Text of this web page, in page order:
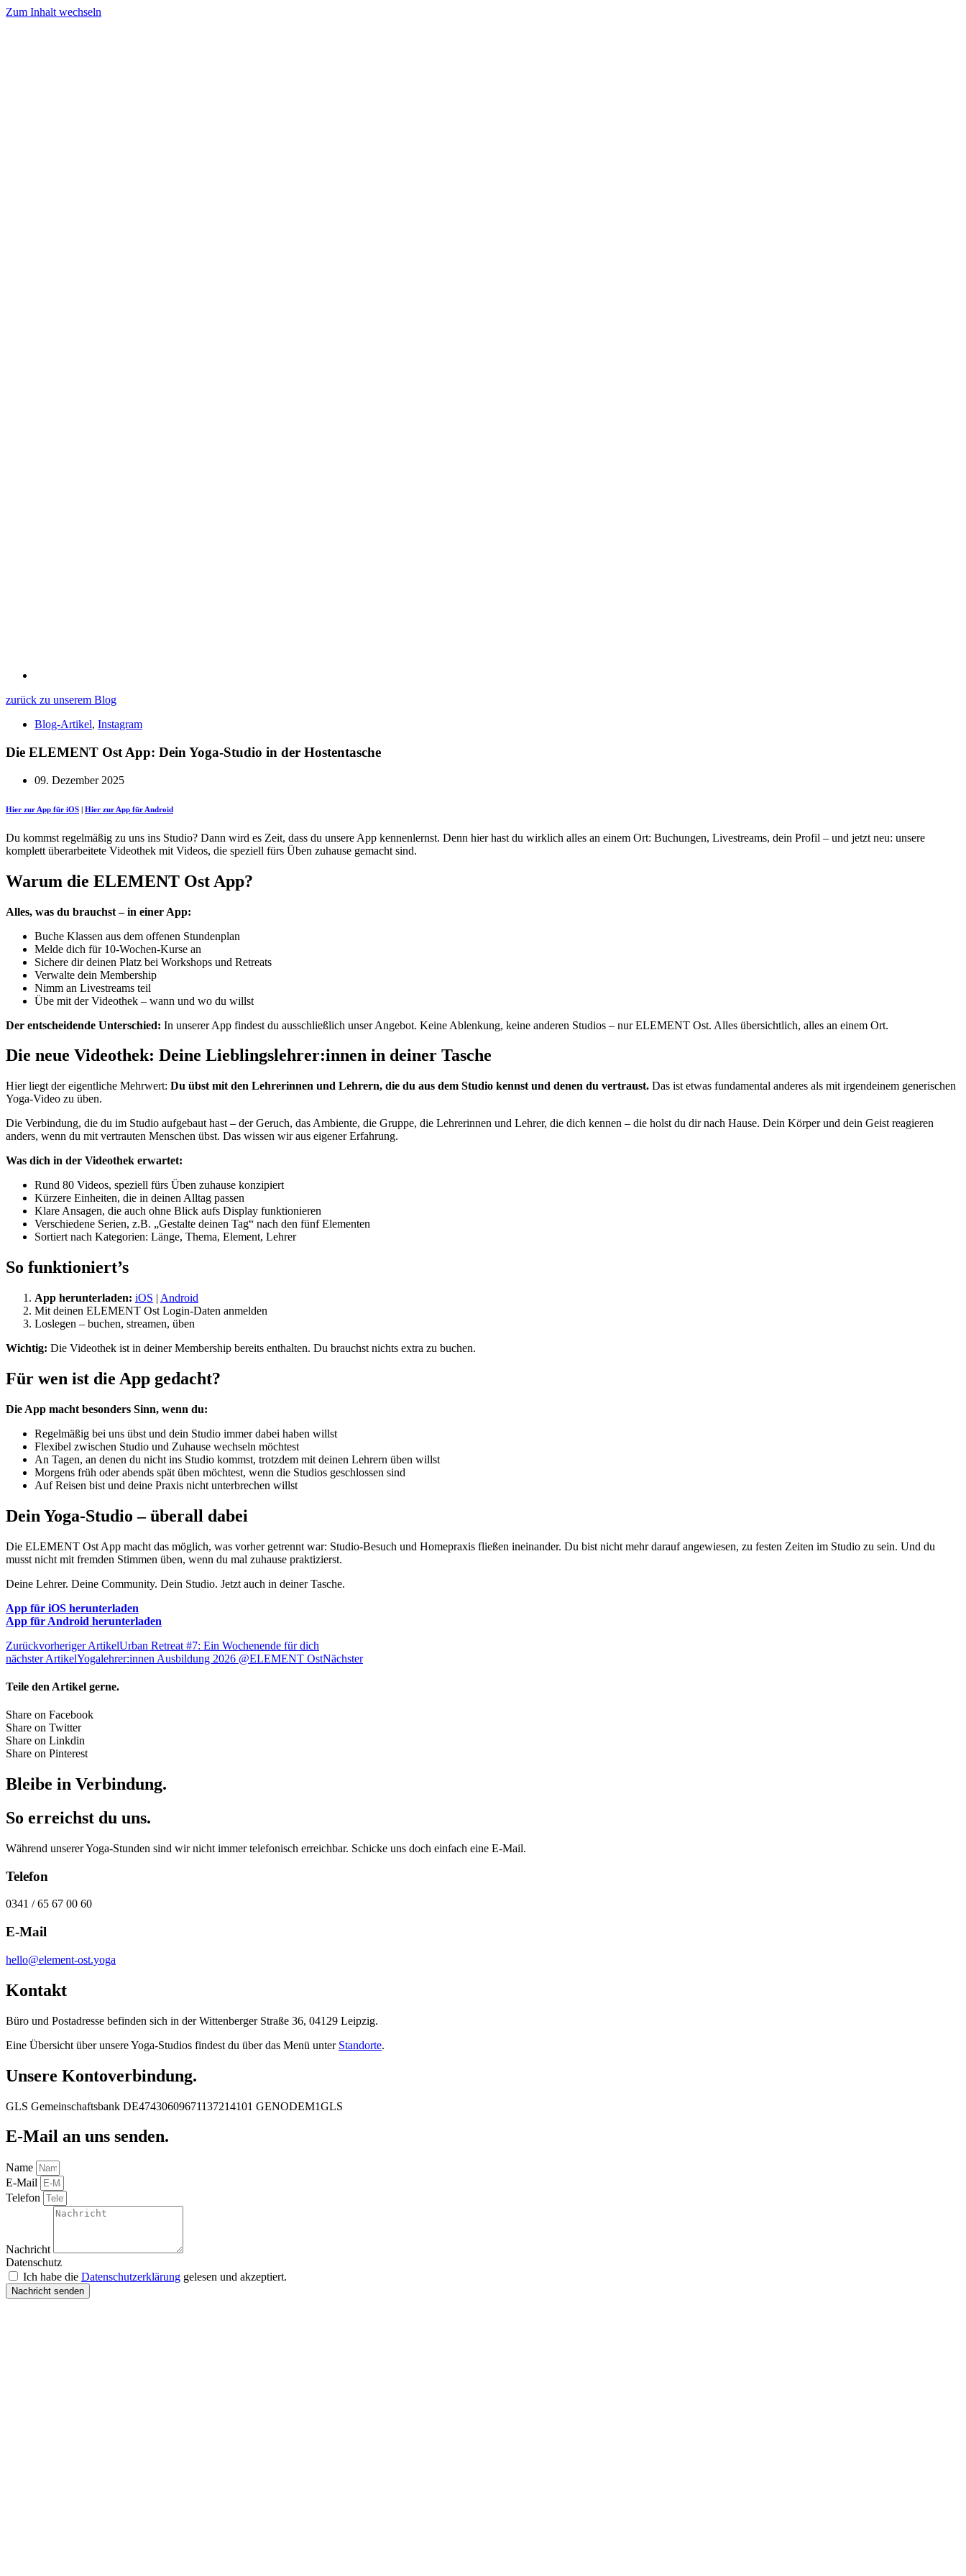
Zum Inhalt wechseln
zurück zu unserem Blog
Blog-Artikel, Instagram
Die ELEMENT Ost App: Dein Yoga-Studio in der Hostentasche
09. Dezember 2025
Hier zur App für iOS | Hier zur App für Android
Du kommst regelmäßig zu uns ins Studio? Dann wird es Zeit, dass du unsere App kennenlernst. Denn hier hast du wirklich alles an einem Ort: Buchungen, Livestreams, dein Profil – und jetzt neu: unsere
komplett überarbeitete Videothek mit Videos, die speziell fürs Üben zuhause gemacht sind.
Warum die ELEMENT Ost App?
Alles, was du brauchst – in einer App:
Buche Klassen aus dem offenen Stundenplan
Melde dich für 10-Wochen-Kurse an
Sichere dir deinen Platz bei Workshops und Retreats
Verwalte dein Membership
Nimm an Livestreams teil
Übe mit der Videothek – wann und wo du willst
Der entscheidende Unterschied: In unserer App findest du ausschließlich unser Angebot. Keine Ablenkung, keine anderen Studios – nur ELEMENT Ost. Alles übersichtlich, alles an einem Ort.
Die neue Videothek: Deine Lieblingslehrer:innen in deiner Tasche
Hier liegt der eigentliche Mehrwert: Du übst mit den Lehrerinnen und Lehrern, die du aus dem Studio kennst und denen du vertraust. Das ist etwas fundamental anderes als mit irgendeinem generischen
Yoga-Video zu üben.
Die Verbindung, die du im Studio aufgebaut hast – der Geruch, das Ambiente, die Gruppe, die Lehrerinnen und Lehrer, die dich kennen – die holst du dir nach Hause. Dein Körper und dein Geist reagieren
anders, wenn du mit vertrauten Menschen übst. Das wissen wir aus eigener Erfahrung.
Was dich in der Videothek erwartet:
Rund 80 Videos, speziell fürs Üben zuhause konzipiert
Kürzere Einheiten, die in deinen Alltag passen
Klare Ansagen, die auch ohne Blick aufs Display funktionieren
Verschiedene Serien, z.B. „Gestalte deinen Tag“ nach den fünf Elementen
Sortiert nach Kategorien: Länge, Thema, Element, Lehrer
So funktioniert’s
App herunterladen: iOS | Android
Mit deinen ELEMENT Ost Login-Daten anmelden
Loslegen – buchen, streamen, üben
Wichtig: Die Videothek ist in deiner Membership bereits enthalten. Du brauchst nichts extra zu buchen.
Für wen ist die App gedacht?
Die App macht besonders Sinn, wenn du:
Regelmäßig bei uns übst und dein Studio immer dabei haben willst
Flexibel zwischen Studio und Zuhause wechseln möchtest
An Tagen, an denen du nicht ins Studio kommst, trotzdem mit deinen Lehrern üben willst
Morgens früh oder abends spät üben möchtest, wenn die Studios geschlossen sind
Auf Reisen bist und deine Praxis nicht unterbrechen willst
Dein Yoga-Studio – überall dabei
Die ELEMENT Ost App macht das möglich, was vorher getrennt war: Studio-Besuch und Homepraxis fließen ineinander. Du bist nicht mehr darauf angewiesen, zu festen Zeiten im Studio zu sein. Und du
musst nicht mit fremden Stimmen üben, wenn du mal zuhause praktizierst.
Deine Lehrer. Deine Community. Dein Studio. Jetzt auch in deiner Tasche.
App für iOS herunterladen
App für Android herunterladen
Zurückvorheriger ArtikelUrban Retreat #7: Ein Wochenende für dich
nächster ArtikelYogalehrer:innen Ausbildung 2026 @ELEMENT OstNächster
Teile den Artikel gerne.
Share on Facebook
Share on Twitter
Share on Linkdin
Share on Pinterest
Bleibe in Verbindung.
So erreichst du uns.
Während unserer Yoga-Stunden sind wir nicht immer telefonisch erreichbar. Schicke uns doch einfach eine E-Mail.
Telefon
0341 / 65 67 00 60
E-Mail
hello@element-ost.yoga
Kontakt
Büro und Postadresse befinden sich in der Wittenberger Straße 36, 04129 Leipzig.
Eine Übersicht über unsere Yoga-Studios findest du über das Menü unter Standorte.
Unsere Kontoverbindung.
GLS Gemeinschaftsbank DE47430609671137214101 GENODEM1GLS
E-Mail an uns senden.
Name
E-Mail
Telefon
Nachricht
Datenschutz
Ich habe die Datenschutzerklärung gelesen und akzeptiert.
Nachricht senden